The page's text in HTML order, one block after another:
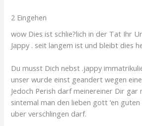
2 Eingehen
wow Dies ist schlie?lich in der Tat Ihr
Jappy . seit langem ist und bleibt dies
Du musst Dich nebst .jappy
unser wurde einst geandert wegen
Jedoch Perish darf meinereiner Dir gar
sintemal man den lieben gott ‘en guten
uber verschlingen darf.